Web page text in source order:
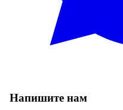
Напишите нам